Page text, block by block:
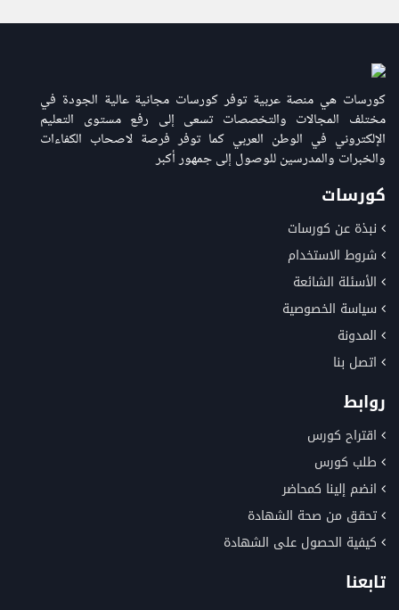
كورسات هي منصة عربية توفر كورسات مجانية عالية الجودة في
مختلف المجالات والتخصصات تسعى إلى رفع مستوى التعليم
الإلكتروني في الوطن العربي كما توفر فرصة لاصحاب الكفاءات
والخبرات والمدرسين للوصول إلى جمهور أكبر
كورسات
نبذة عن كورسات
شروط الاستخدام
الأسئلة الشائعة
سياسة الخصوصية
المدونة
اتصل بنا
روابط
اقتراح كورس
طلب كورس
انضم إلينا كمحاضر
تحقق من صحة الشهادة
كيفية الحصول على الشهادة
تابعنا